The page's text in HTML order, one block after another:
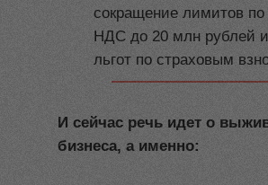
сокращение лимитов
НДС до 20 млн рублей
льгот по страховым
И сейчас речь идет о
бизнеса, а именно: